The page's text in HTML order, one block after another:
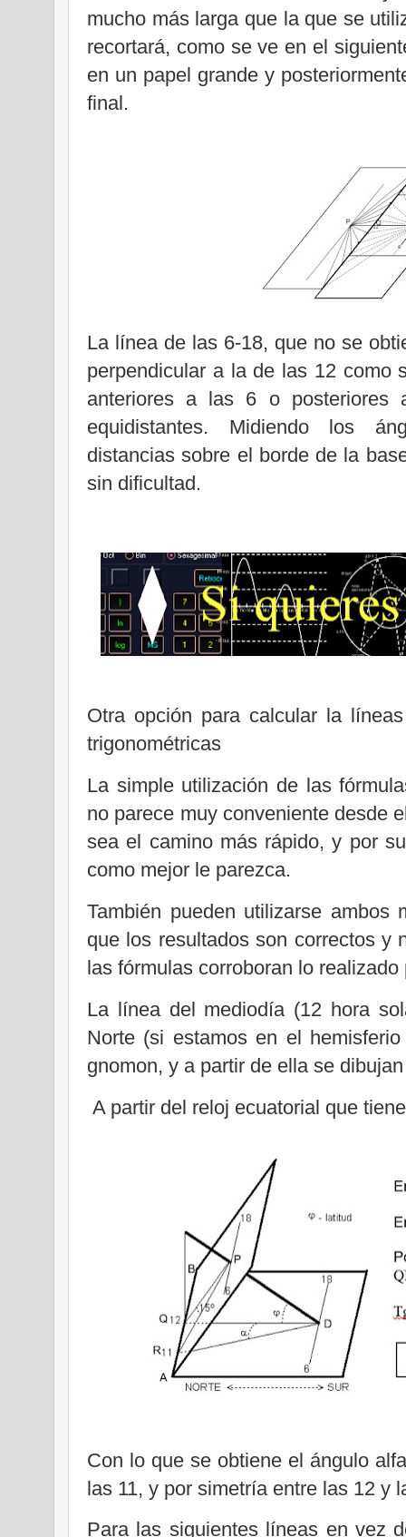
mucho más larga que la que se
recortará, como se ve en el
en un papel grande y
final.
La línea de las 6-18, que no se
perpendicular a la de las 12 como
anteriores a las 6 o
equidistantes. Midiendo los
distancias sobre el borde de la
sin dificultad.
Otra opción para calcular la
trigonométricas
La simple utilización de las
no parece muy conveniente desde
sea el camino más rápido, y por
como mejor le parezca.
También pueden utilizarse ambos
que los resultados son correctos y
las fórmulas corroboran lo
La línea del mediodía (12 hora
Norte (si estamos en el
gnomon, y a partir de ella se
A partir del reloj ecuatorial que
Con lo que se obtiene el ángulo
las 11, y por simetría entre las 12 y
Para las siguientes líneas en vez